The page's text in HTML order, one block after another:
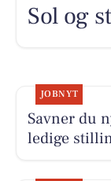
Sol og
JOBNYT
Savner du
ledige